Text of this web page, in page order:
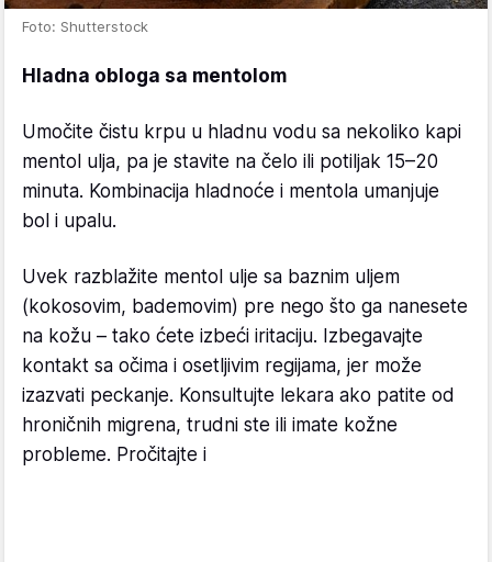
Foto: Shutterstock
Hladna obloga sa mentolom
Umočite čistu krpu u hladnu vodu sa nekoliko kapi
mentol ulja, pa je stavite na čelo ili potiljak 15–20
minuta. Kombinacija hladnoće i mentola umanjuje
bol i upalu.
Uvek razblažite mentol ulje sa baznim uljem
(kokosovim, bademovim) pre nego što ga nanesete
na kožu – tako ćete izbeći iritaciju. Izbegavajte
kontakt sa očima i osetljivim regijama, jer može
izazvati peckanje. Konsultujte lekara ako patite od
hroničnih migrena, trudni ste ili imate kožne
probleme. Pročitajte i